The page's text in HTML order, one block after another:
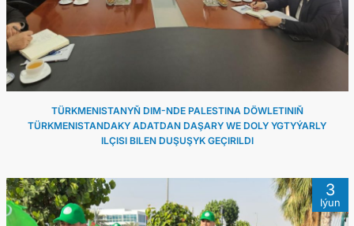
TÜRKMENISTANYŇ DIM-NDE PALESTINA DÖWLETINIŇ
TÜRKMENISTANDAKY ADATDAN DAŞARY WE DOLY YGTYÝARLY
ILÇISI BILEN DUŞUŞYK GEÇIRILDI
3
Iýun